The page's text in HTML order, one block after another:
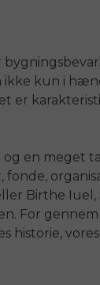
ikke kun i
er
og en meget
Birthe Iuel,
For gennem
historie,